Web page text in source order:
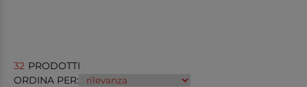
32 PRODOTTI
ORDINA PER: